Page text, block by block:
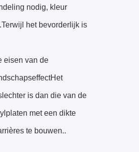
nodig, kleur
het bevorderlijk is
eisen van de
is dan die van de
met een dikte
te bouwen..